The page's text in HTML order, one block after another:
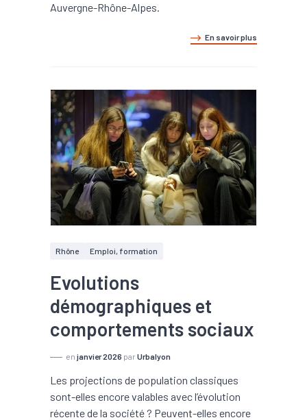
Auvergne-Rhône-Alpes.
En savoir plus
Rhône Emploi, formation
Evolutions
démographiques et
comportements sociaux
en janvier 2026 par Urbalyon
Les projections de population classiques
sont-elles encore valables avec l’évolution
récente de la société ? Peuvent-elles encore